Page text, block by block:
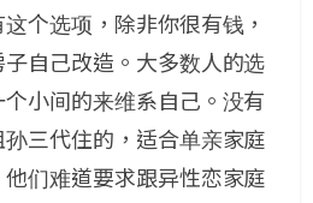
个选项，除非你很有钱，
自己改造。大多数人的选
小间的来维系自己。没有
三代住的，适合单亲家庭
们难道要求跟异性恋家庭